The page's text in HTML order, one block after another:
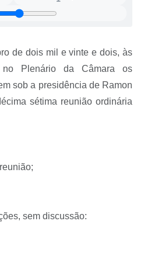
de dois mil e vinte e dois, às
no Plenário da Câmara os
sob a presidência de Ramon
sétima reunião ordinária
sem discussão: